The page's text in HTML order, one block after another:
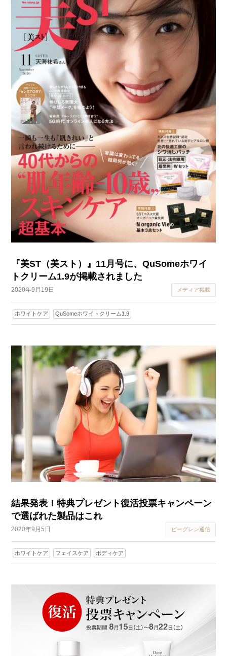
『美ST（美スト）』11月号に、QuSomeホワイ
トクリーム1.9が掲載されました
2020年9月19日 メディア掲載
ホワイトケア QuSomeホワイトクリーム1.9
結果発表！特典プレゼント復活投票キャンペーン
で選ばれた製品はこれ
2020年9月5日 ビーグレン通信
ホワイトケア フェイスケア ボディケア